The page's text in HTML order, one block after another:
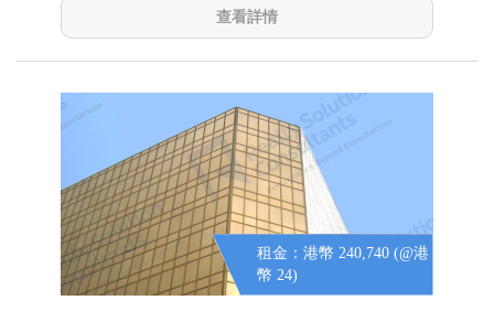
查看詳情
租金：港幣 240,740 (@港
幣 24)